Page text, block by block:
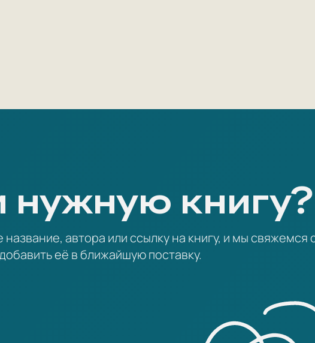
книгу?
автора или ссылку на книгу, и мы свяжемся
её в ближайшую поставку.